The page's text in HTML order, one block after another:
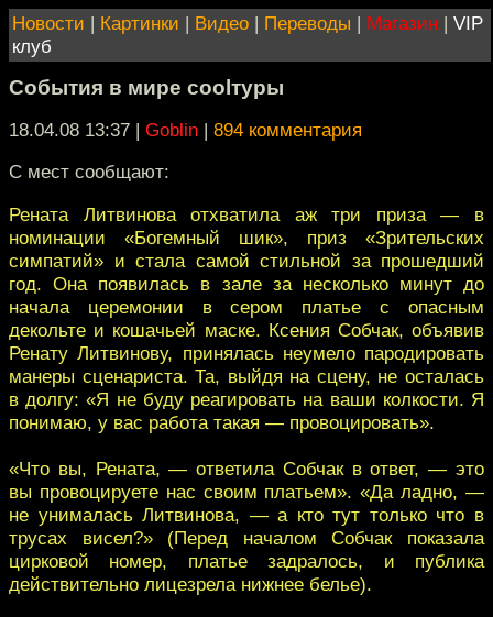
Новости | Картинки | Видео | Переводы | Магазин | VIP
клуб
События в мире coolтуры
18.04.08 13:37 | Goblin | 894 комментария
С мест сообщают:
Рената Литвинова отхватила аж три приза — в
номинации «Богемный шик», приз «Зрительских
симпатий» и стала самой стильной за прошедший
год. Она появилась в зале за несколько минут до
начала церемонии в сером платье с опасным
декольте и кошачьей маске. Ксения Собчак, объявив
Ренату Литвинову, принялась неумело пародировать
манеры сценариста. Та, выйдя на сцену, не осталась
в долгу: «Я не буду реагировать на ваши колкости. Я
понимаю, у вас работа такая — провоцировать».
«Что вы, Рената, — ответила Собчак в ответ, — это
вы провоцируете нас своим платьем». «Да ладно, —
не унималась Литвинова, — а кто тут только что в
трусах висел?» (Перед началом Собчак показала
цирковой номер, платье задралось, и публика
действительно лицезрела нижнее белье).